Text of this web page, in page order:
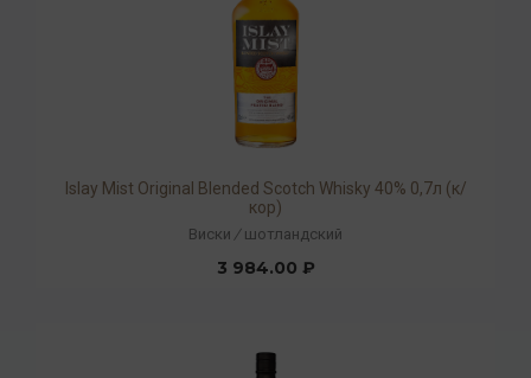
Islay Mist Original Blended Scotch Whisky 40% 0,7л (к/
кор)
Виски / шотландский
3 984.00 ₽